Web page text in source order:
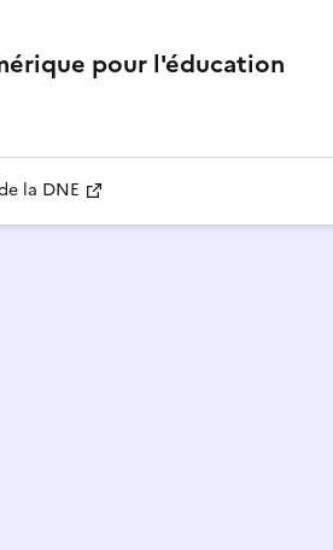
pour l'éducation
la DNE